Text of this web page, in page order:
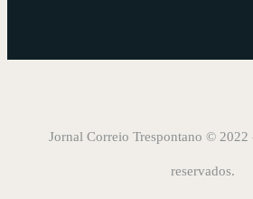
Jornal Correio Trespontano © 2022
reservados.